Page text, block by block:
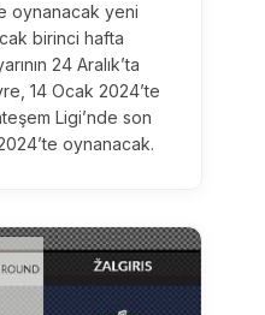
oynanacak yeni
birinci hafta
24 Aralık’ta
14 Ocak 2024’te
Ligi’nde son
oynanacak.